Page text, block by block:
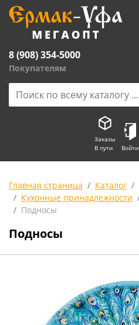
8 (908) 354-5000
Покупателям
Заказы
В пути
Войти
Главная страница Каталог
Кухонные принадлежности
Подносы
Подносы